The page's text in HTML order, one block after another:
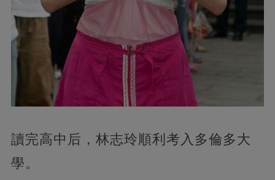
讀完高中后，林志玲順利考入多倫多大
學。